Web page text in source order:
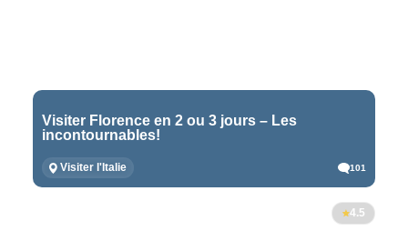
Visiter Florence en 2 ou 3 jours – Les
incontournables!
Visiter l'Italie 101
4.5